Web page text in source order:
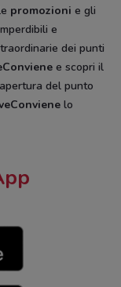
promozioni e gli
e
dei punti
e scopri il
del punto
lo